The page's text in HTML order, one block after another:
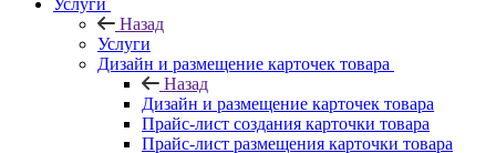
Услуги
Назад
Услуги
Дизайн и размещение карточек товара
Назад
Дизайн и размещение карточек товара
Прайс-лист создания карточки товара
Прайс-лист размещения карточки товара